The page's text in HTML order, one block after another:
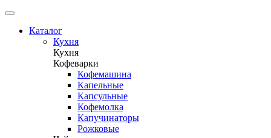
Каталог
Кухня
Кухня
Кофеварки
Кофемашина
Капельные
Капсульные
Кофемолка
Капучинаторы
Рожковые